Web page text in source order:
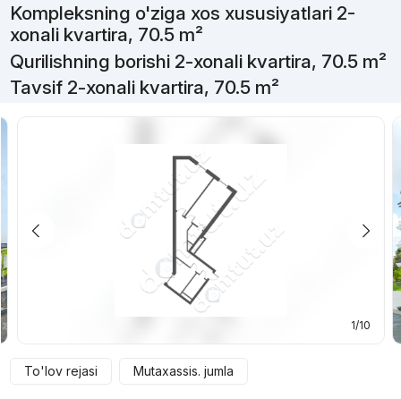
Kompleksning o'ziga xos xususiyatlari 2-
xonali kvartira, 70.5 m²
Qurilishning borishi 2-xonali kvartira, 70.5 m²
Tavsif 2-xonali kvartira, 70.5 m²
1/10
To'lov rejasi Mutaxassis. jumla